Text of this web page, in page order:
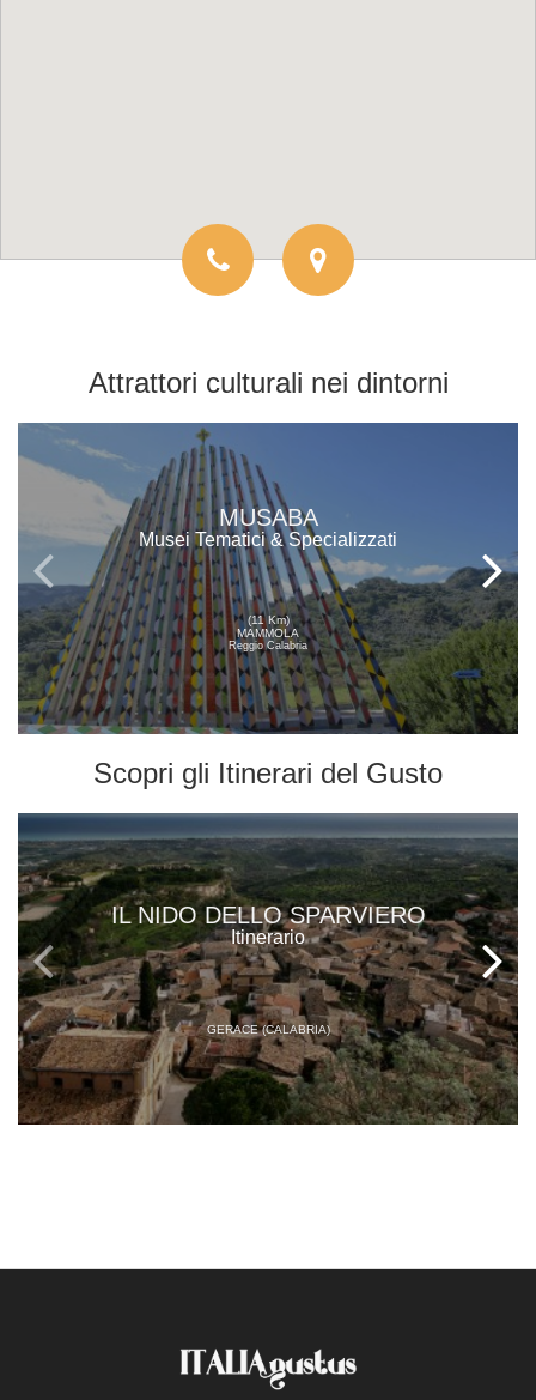
Attrattori culturali nei dintorni
MUSABA
Musei Tematici & Specializzati
(11 Km)
MAMMOLA
Reggio Calabria
Scopri gli Itinerari del Gusto
IL NIDO DELLO SPARVIERO
Itinerario
GERACE (CALABRIA)